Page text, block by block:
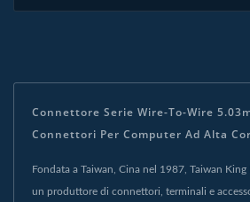
Connettore Serie Wire-To-Wire
Connettori Per Computer Ad Alta
Fondata a Taiwan, Cina nel 1987, Taiwan King
un produttore di connettori, terminali e